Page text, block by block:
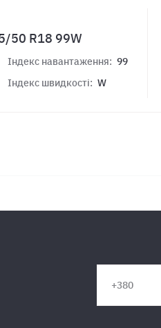
50 R18 99W
Індекс навантаження: 99
Індекс швидкості: W